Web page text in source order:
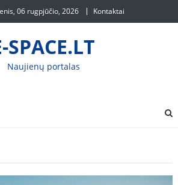
06 rugpjūčio, 2026 Kontaktai
SPACE.LT
Naujienų portalas